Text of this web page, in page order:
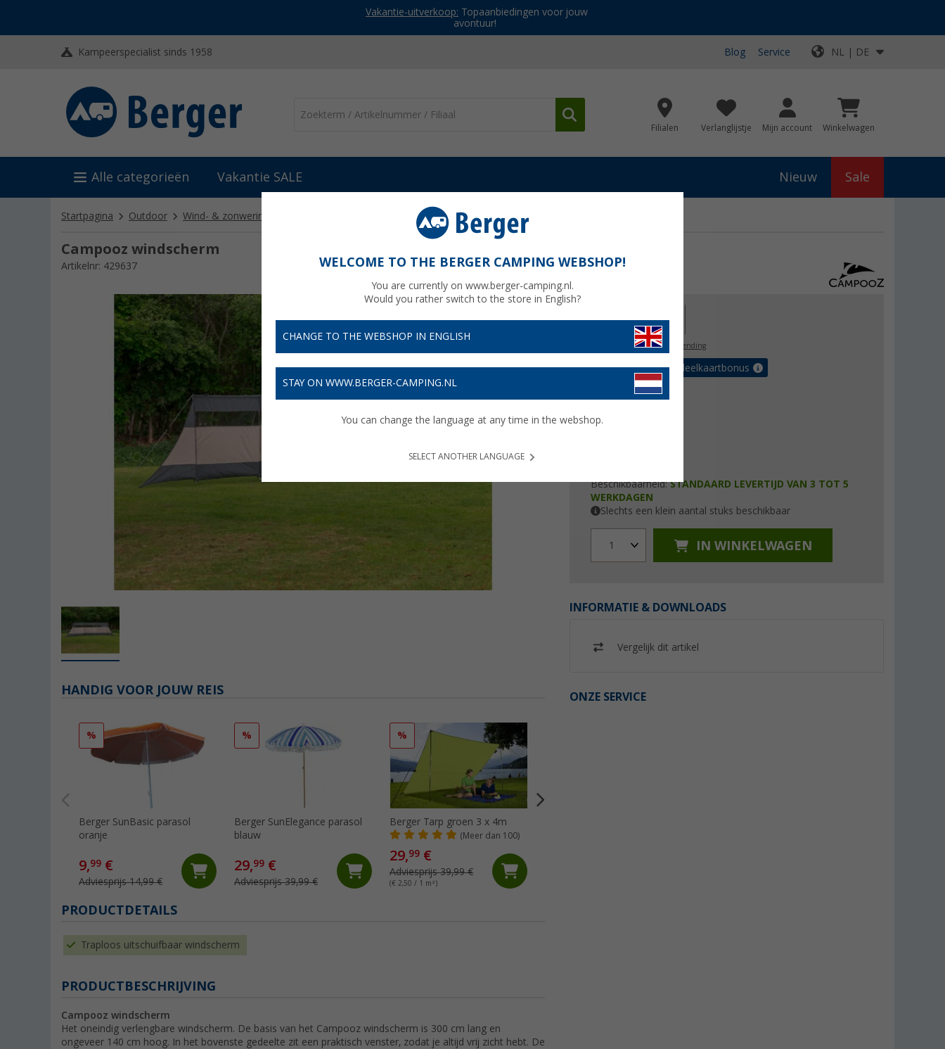
Vakantie-uitverkoop: Topaanbiedingen voor jouw
avontuur!
Kampeerspecialist sinds 1958 Blog Service NL | DE
Filialen Verlanglijstje Mijn account Winkelwagen
Alle categorieën Vakantie SALE Nieuw Sale
Startpagina Outdoor Wind- & zonwering Campooz windscherm
Campooz windscherm
Artikelnr: 429637
€ 288,00
Prijzen incl. BTWgratis verzending
8,64€ met de voordeelkaartbonus
Beschikbaarheid:STANDAARD LEVERTIJD VAN 3 TOT 5
WERKDAGEN
Slechts een klein aantal stuks beschikbaar
1 IN WINKELWAGEN
INFORMATIE & DOWNLOADS
Vergelijk dit artikel
ONZE SERVICE
HANDIG VOOR JOUW REIS
%
Berger SunBasic parasol
oranje
9,99 €
Adviesprijs 14,99 €
%
Berger SunElegance parasol
blauw
29,99 €
Adviesprijs 39,99 €
%
Berger Tarp groen 3 x 4m
(Meer dan 100)
29,99 €
Adviesprijs 39,99 €
(€ 2,50 / 1 m²)
PRODUCTDETAILS
Traploos uitschuifbaar windscherm
PRODUCTBESCHRIJVING
Campooz windscherm
Het oneindig verlengbare windscherm. De basis van het Campooz windscherm is 300 cm lang en
ongeveer 140 cm hoog. In het bovenste gedeelte zit een praktisch venster, zodat je altijd vrij zicht hebt. De
WELCOME TO THE BERGER CAMPING WEBSHOP!
You are currently on www.berger-camping.nl.
Would you rather switch to the store in English?
CHANGE TO THE WEBSHOP IN ENGLISH
STAY ON WWW.BERGER-CAMPING.NL
You can change the language at any time in the webshop.
SELECT ANOTHER LANGUAGE